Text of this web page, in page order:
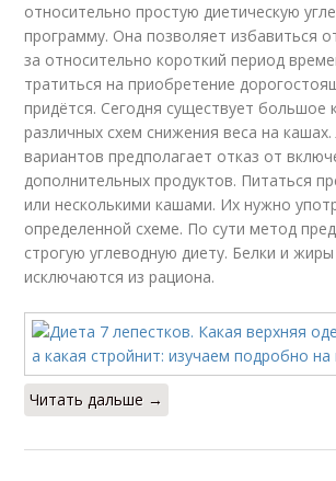
относительно простую диетическую
программу. Она позволяет избавиться
за относительно короткий период
тратиться на приобретение
придётся. Сегодня существует большое
различных схем снижения веса на
вариантов предполагает отказ от
дополнительных продуктов. Питаться
или несколькими кашами. Их нужно
определенной схеме. По сути метод
строгую углеводную диету. Белки и
исключаются из рациона.
Читать дальше →